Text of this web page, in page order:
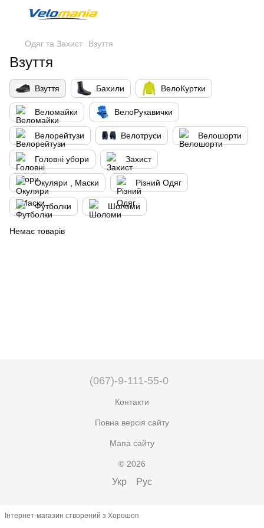
Одяг та Захист Взуття
Взуття
Взуття Бахили ВелоКуртки
Веломайки ВелоРукавички
Велорейтузи Велотруси Велошорти
Головні убори Захист
Окуляри , Маски Різний Одяг
Футболки Шоломи
Немає товарів
(067)-9-111-55-0
Контакти
Повна версія сайту
Мапа сайту
© 2026
Укр Рус
Інтернет-магазин створений з Хорошоп